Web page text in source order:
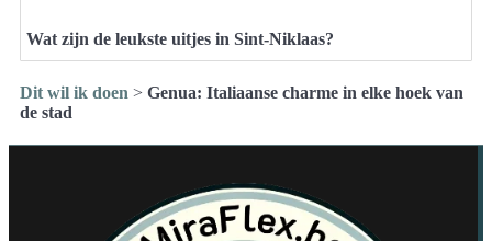
Wat zijn de leukste uitjes in Sint-Niklaas?
Dit wil ik doen > Genua: Italiaanse charme in elke hoek van
de stad